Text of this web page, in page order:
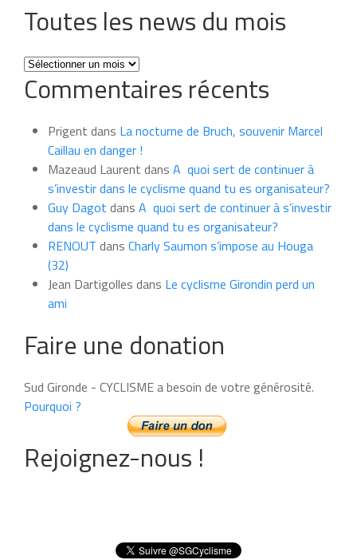
Toutes les news du mois
Toutes
les
news
mois
Commentaires récents
Prigent dans La nocturne de Bruch, souvenir Marcel
Caillau en danger !
Mazeaud Laurent dans A quoi sert de continuer à
s’investir dans le cyclisme quand tu es organisateur?
Guy Dagot dans A quoi sert de continuer à s’investir
dans le cyclisme quand tu es organisateur?
RENOUT dans Charly Saumon s’impose au Houga
(32)
Jean Dartigolles dans Le cyclisme Girondin perd un
ami
Faire une donation
Sud Gironde - CYCLISME a besoin de votre générosité.
Pourquoi ?
Rejoignez-nous !